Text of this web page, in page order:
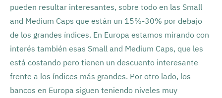
pueden resultar interesantes, sobre todo en las Small
and Medium Caps que están un 15%-30% por debajo
de los grandes índices. En Europa estamos mirando con
interés también esas Small and Medium Caps, que les
está costando pero tienen un descuento interesante
frente a los índices más grandes. Por otro lado, los
bancos en Europa siguen teniendo niveles muy